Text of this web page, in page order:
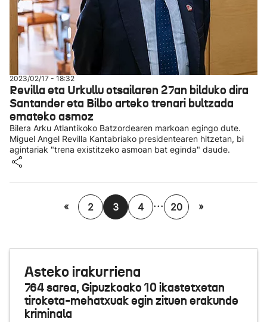
2023/02/17 - 18:32
Revilla eta Urkullu otsailaren 27an bilduko dira
Santander eta Bilbo arteko trenari bultzada
emateko asmoz
Bilera Arku Atlantikoko Batzordearen markoan egingo dute.
Miguel Angel Revilla Kantabriako presidentearen hitzetan, bi
agintariak "trena existitzeko asmoan bat eginda" daude.
« 2 3 4 ... 20 »
Asteko irakurriena
764 sarea, Gipuzkoako 10 ikastetxetan
tiroketa-mehatxuak egin zituen erakunde
kriminala